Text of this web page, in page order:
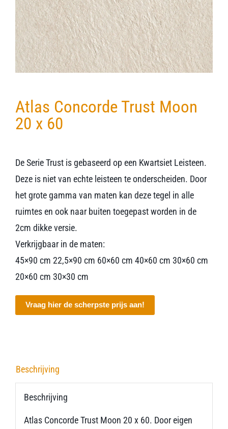
Verwerkingsmaterialen
Over ons
Atlas Concorde Trust Moon
20 x 60
De Serie Trust is gebaseerd op een Kwartsiet Leisteen.
Deze is niet van echte leisteen te onderscheiden. Door
het grote gamma van maten kan deze tegel in alle
ruimtes en ook naar buiten toegepast worden in de
2cm dikke versie.
Verkrijgbaar in de maten:
45×90 cm 22,5×90 cm 60×60 cm 40×60 cm 30×60 cm
20×60 cm 30×30 cm
Vraag hier de scherpste prijs aan!
Beschrijving
Beschrijving
Atlas Concorde Trust Moon 20 x 60. Door eigen